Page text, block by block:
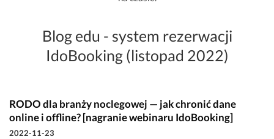
Blog edu - system rezerwacji
IdoBooking (listopad 2022)
RODO dla branży noclegowej — jak chronić dane
online i offline? [nagranie webinaru IdoBooking]
2022-11-23